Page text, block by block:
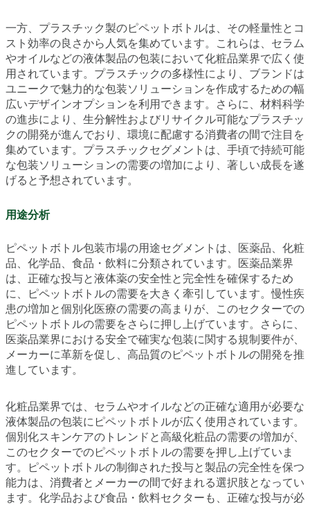
一方、プラスチック製のピペットボトルは、その軽量性とコ
スト効率の良さから人気を集めています。これらは、セラム
やオイルなどの液体製品の包装において化粧品業界で広く使
用されています。プラスチックの多様性により、ブランドは
ユニークで魅力的な包装ソリューションを作成するための幅
広いデザインオプションを利用できます。さらに、材料科学
の進歩により、生分解性およびリサイクル可能なプラスチッ
クの開発が進んでおり、環境に配慮する消費者の間で注目を
集めています。プラスチックセグメントは、手頃で持続可能
な包装ソリューションの需要の増加により、著しい成長を遂
げると予想されています。
用途分析
ピペットボトル包装市場の用途セグメントは、医薬品、化粧
品、化学品、食品・飲料に分類されています。医薬品業界
は、正確な投与と液体薬の安全性と完全性を確保するため
に、ピペットボトルの需要を大きく牽引しています。慢性疾
患の増加と個別化医療の需要の高まりが、このセクターでの
ピペットボトルの需要をさらに押し上げています。さらに、
医薬品業界における安全で確実な包装に関する規制要件が、
メーカーに革新を促し、高品質のピペットボトルの開発を推
進しています。
化粧品業界では、セラムやオイルなどの正確な適用が必要な
液体製品の包装にピペットボトルが広く使用されています。
個別化スキンケアのトレンドと高級化粧品の需要の増加が、
このセクターでのピペットボトルの需要を押し上げていま
す。ピペットボトルの制御された投与と製品の完全性を保つ
能力は、消費者とメーカーの間で好まれる選択肢となってい
ます。化学品および食品・飲料セクターも、正確な投与が必